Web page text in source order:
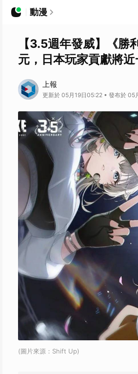
動漫
【3.5週年發威】《
元，日本玩家貢獻將
上報
更新於 05月19日05:22 • 發布於
(圖片來源：Shift Up)